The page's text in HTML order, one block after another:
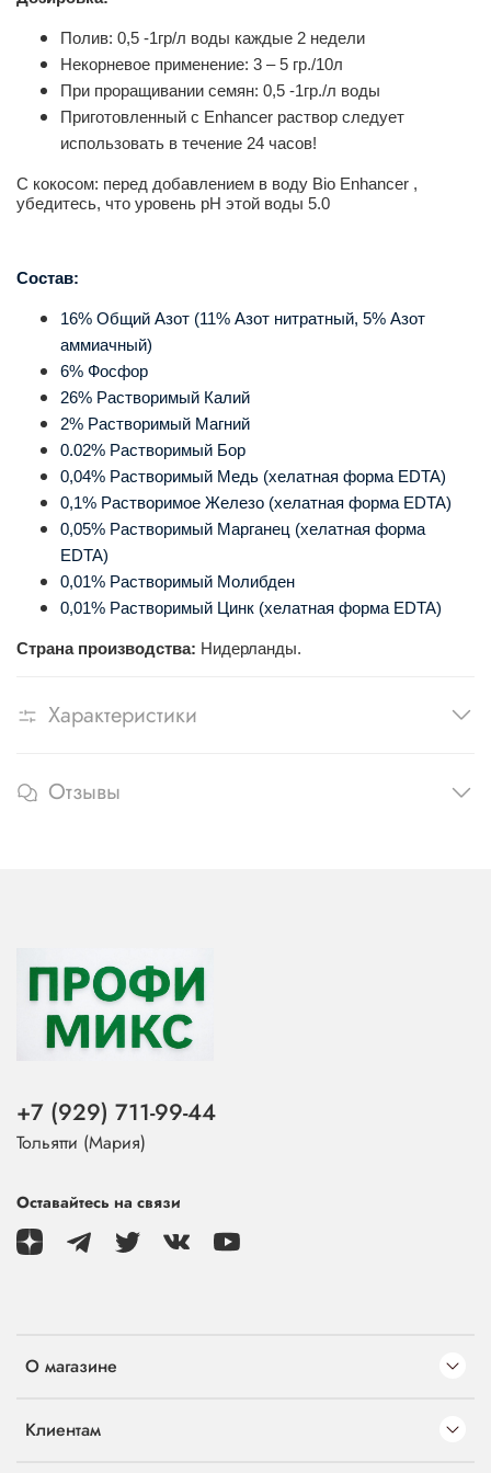
Полив: 0,5 -1гр/л воды каждые 2 недели
Некорневое применение: 3 – 5 гр./10л
При проращивании семян: 0,5 -1гр./л воды
Приготовленный с Enhancer раствор следует
использовать в течение 24 часов!
С кокосом: перед добавлением в воду Bio Enhancer ,
убедитесь, что уровень рН этой воды 5.0
Состав:
16% Общий Азот (11% Азот нитратный, 5% Азот
аммиачный)
6% Фосфор
26% Растворимый Калий
2% Растворимый Магний
0.02% Растворимый Бор
0,04% Растворимый Медь (хелатная форма EDTA)
0,1% Растворимое Железо (хелатная форма EDTA)
0,05% Растворимый Марганец (хелатная форма
EDTA)
0,01% Растворимый Молибден
0,01% Растворимый Цинк (хелатная форма EDTA)
Страна производства: Нидерланды.
Характеристики
Отзывы
О магазине
Клиентам
+7 (929) 711-99-44
Тольятти (Мария)
Оставайтесь на связи